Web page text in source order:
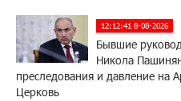
12:12:41 8-08-2026
Бывшие
Никола
преследования и давление на
Церковь